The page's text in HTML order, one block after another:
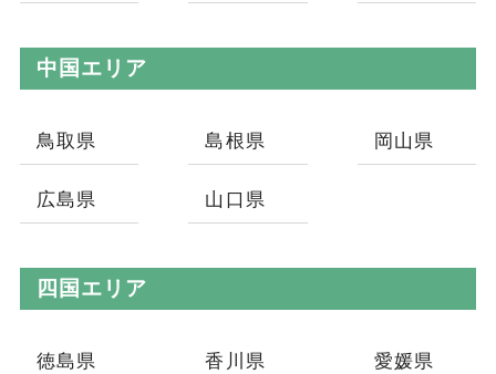
中国エリア
鳥取県 島根県 岡山県
広島県 山口県
四国エリア
徳島県 香川県 愛媛県